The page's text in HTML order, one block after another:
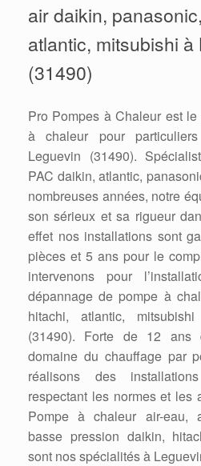
air daikin,
atlantic, mitsubishi à
(31490)
Pro Pompes à Chaleur est
à chaleur pour
Leguevin (31490).
PAC daikin, atlantic,
nombreuses années, notre
son sérieux et sa rigueur
effet nos installations sont
pièces et 5 ans pour le
intervenons pour
dépannage de pompe à
hitachi, atlantic,
(31490). Forte de 12 ans
domaine du chauffage par
réalisons des
respectant les normes et les
Pompe à chaleur air-eau,
basse pression daikin,
sont nos spécialités à